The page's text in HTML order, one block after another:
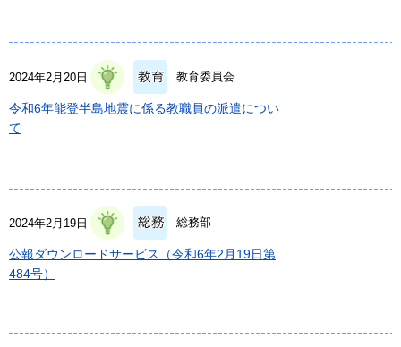
2024年2月20日 教育委員会
令和6年能登半島地震に係る教職員の派遣につい
て
2024年2月19日 総務部
公報ダウンロードサービス（令和6年2月19日第
484号）